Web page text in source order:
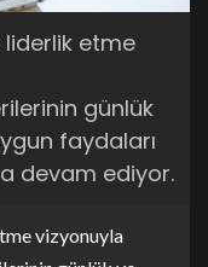
liderlik etme
günlük
faydaları
devam ediyor.
vizyonuyla